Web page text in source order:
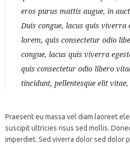
eros purus mattis augue, in
Duis congue, lacus quis viverra
lorem, quis consectetur odio
congue, lacus quis viverra
quis consectetur odio libero
tincidunt, pellentesque elit
Praesent eu massa vel diam laoreet
suscipit ultricies risus sed mollis.
imperdiet. Sed viverra dolor sed dolor